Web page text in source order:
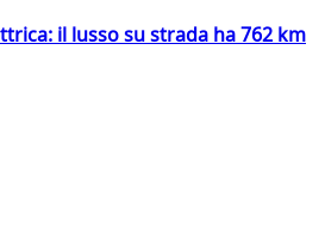
il lusso su strada ha 762 km